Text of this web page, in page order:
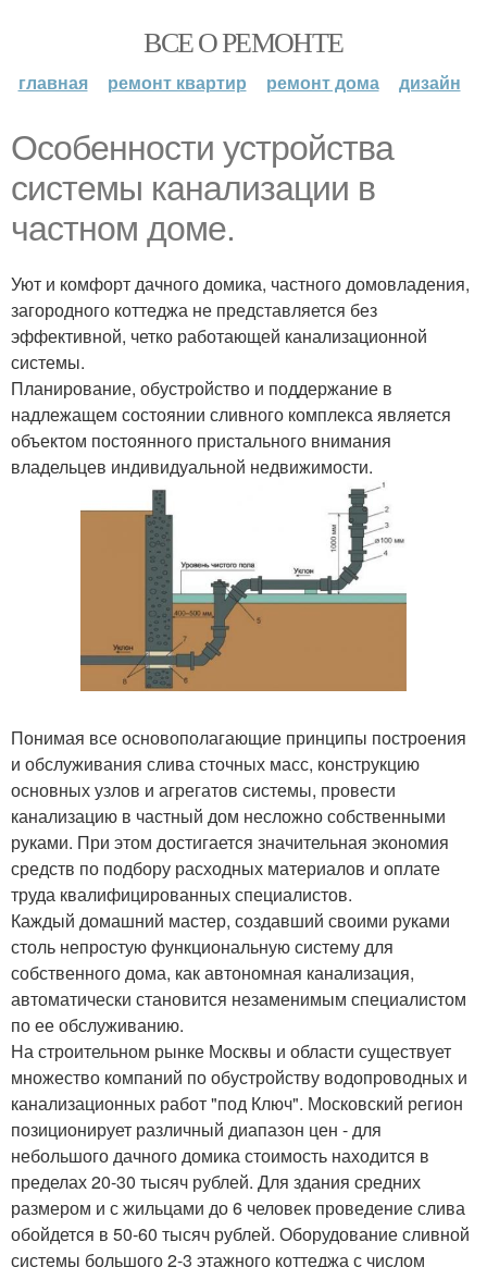
ВСЕ О РЕМОНТЕ
главная ремонт квартир ремонт дома дизайн
Особенности устройства
системы канализации в
частном доме.
Уют и комфорт дачного домика, частного домовладения,
загородного коттеджа не представляется без
эффективной, четко работающей канализационной
системы.
Планирование, обустройство и поддержание в
надлежащем состоянии сливного комплекса является
объектом постоянного пристального внимания
владельцев индивидуальной недвижимости.
Понимая все основополагающие принципы построения
и обслуживания слива сточных масс, конструкцию
основных узлов и агрегатов системы, провести
канализацию в частный дом несложно собственными
руками. При этом достигается значительная экономия
средств по подбору расходных материалов и оплате
труда квалифицированных специалистов.
Каждый домашний мастер, создавший своими руками
столь непростую функциональную систему для
собственного дома, как автономная канализация,
автоматически становится незаменимым специалистом
по ее обслуживанию.
На строительном рынке Москвы и области существует
множество компаний по обустройству водопроводных и
канализационных работ "под Ключ". Московский регион
позиционирует различный диапазон цен - для
небольшого дачного домика стоимость находится в
пределах 20-30 тысяч рублей. Для здания средних
размером и с жильцами до 6 человек проведение слива
обойдется в 50-60 тысяч рублей. Оборудование сливной
системы большого 2-3 этажного коттеджа с числом